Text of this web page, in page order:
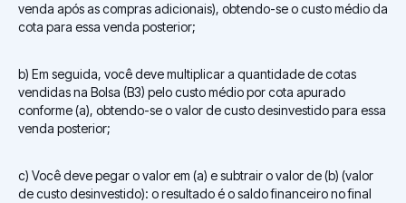
venda após as compras adicionais), obtendo-se o custo médio da
cota para essa venda posterior;
b) Em seguida, você deve multiplicar a quantidade de cotas
vendidas na Bolsa (B3) pelo custo médio por cota apurado
conforme (a), obtendo-se o valor de custo desinvestido para essa
venda posterior;
c) Você deve pegar o valor em (a) e subtrair o valor de (b) (valor
de custo desinvestido): o resultado é o saldo financeiro no final